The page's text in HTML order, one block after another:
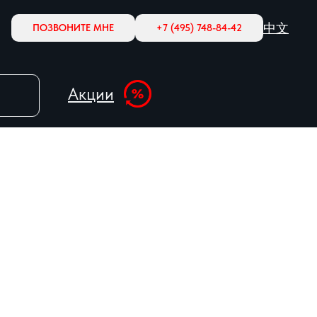
ПОЗВОНИТЕ МНЕ +7 (495) 748-84-42 中文
Акции